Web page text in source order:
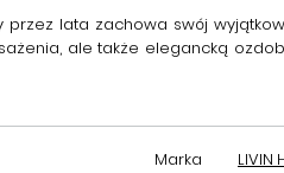
przez lata zachowa swój
ale także elegancką
Marka
LIVIN